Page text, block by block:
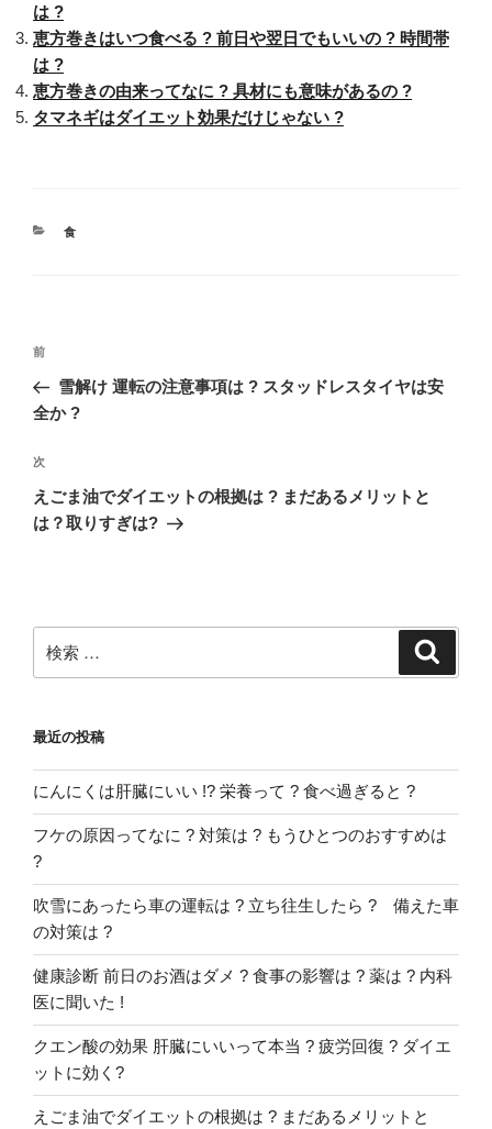
は ?
恵方巻きはいつ食べる ? 前日や翌日でもいいの ? 時間帯
は ?
恵方巻きの由来ってなに ? 具材にも意味があるの ?
タマネギはダイエット効果だけじゃない ?
カ
食
投
ナ
ゲ
ー
シ
過
去
の
稿
前
雪解け 運転の注意事項は ? スタッドレスタイヤは安
全か ?
次
の
投
次
えごま油でダイエットの根拠は ? まだあるメリットと
は？取りすぎは?
検
索:
最近の投稿
にんにくは肝臓にいい !? 栄養って ? 食べ過ぎると ?
フケの原因ってなに ? 対策は ? もうひとつのおすすめは
?
吹雪にあったら車の運転は ? 立ち往生したら ? 備えた車
の対策は ?
健康診断 前日のお酒はダメ ? 食事の影響は ? 薬は ? 内科
医に聞いた !
クエン酸の効果 肝臓にいいって本当 ? 疲労回復 ? ダイエ
ットに効く?
えごま油でダイエットの根拠は ? まだあるメリットと